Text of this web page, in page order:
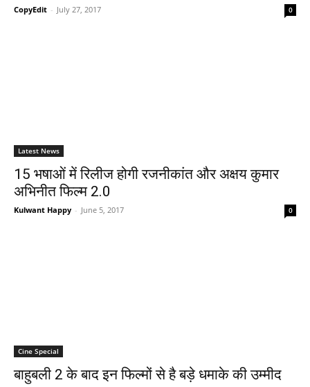
CopyEdit - July 27, 2017 0
Latest News
15 भषाओं में रिलीज होगी रजनीकांत और अक्षय कुमार
अभिनीत फिल्‍म 2.0
Kulwant Happy - June 5, 2017 0
Cine Special
बाहुबली 2 के बाद इन फिल्‍मों से है बड़े धमाके की उम्‍मीद